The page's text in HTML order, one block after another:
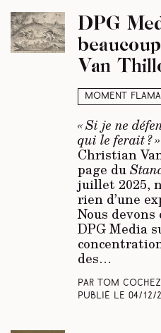
Moment
DPG
Van
« Si je ne
qui le ferait ? »
Christian
page du
juillet 2025,
rien d’une
Nous devons
DPG Media
des…
Par Tom Cochez
Publié le 04/12/